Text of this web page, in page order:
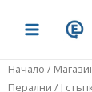
MENU
Начало /
Перални / J